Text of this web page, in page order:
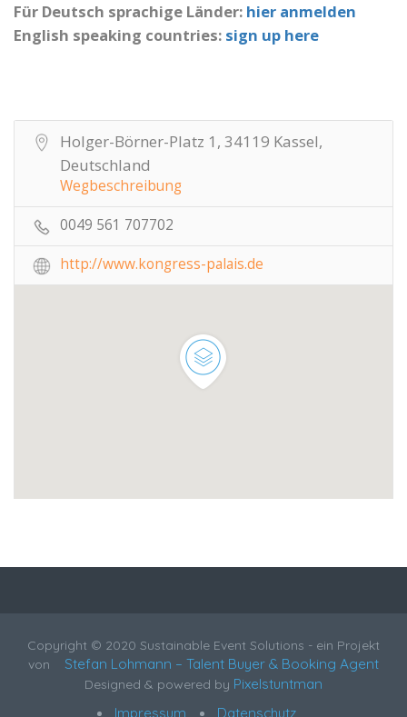
Für Deutsch sprachige Länder: hier anmelden
English speaking countries: sign up here
Holger-Börner-Platz 1, 34119 Kassel,
Deutschland
Wegbeschreibung
0049 561 707702
http://www.kongress-palais.de
Copyright © 2020 Sustainable Event Solutions - ein Projekt
von
Stefan Lohmann – Talent Buyer & Booking Agent
Designed & powered by Pixelstuntman
Impressum
Datenschutz